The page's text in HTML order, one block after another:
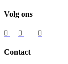
Volg ons
Contact